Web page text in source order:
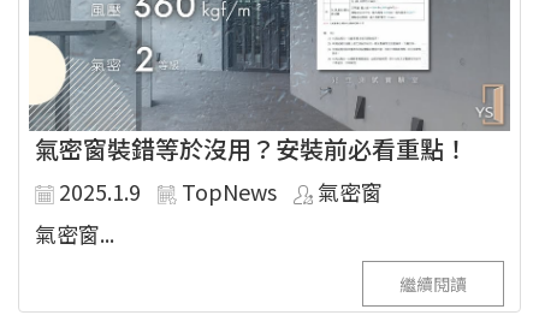
氣密窗裝錯等於沒用？安裝前必看重點！
2025.1.9 TopNews
氣密窗
氣密窗...
繼續閱讀